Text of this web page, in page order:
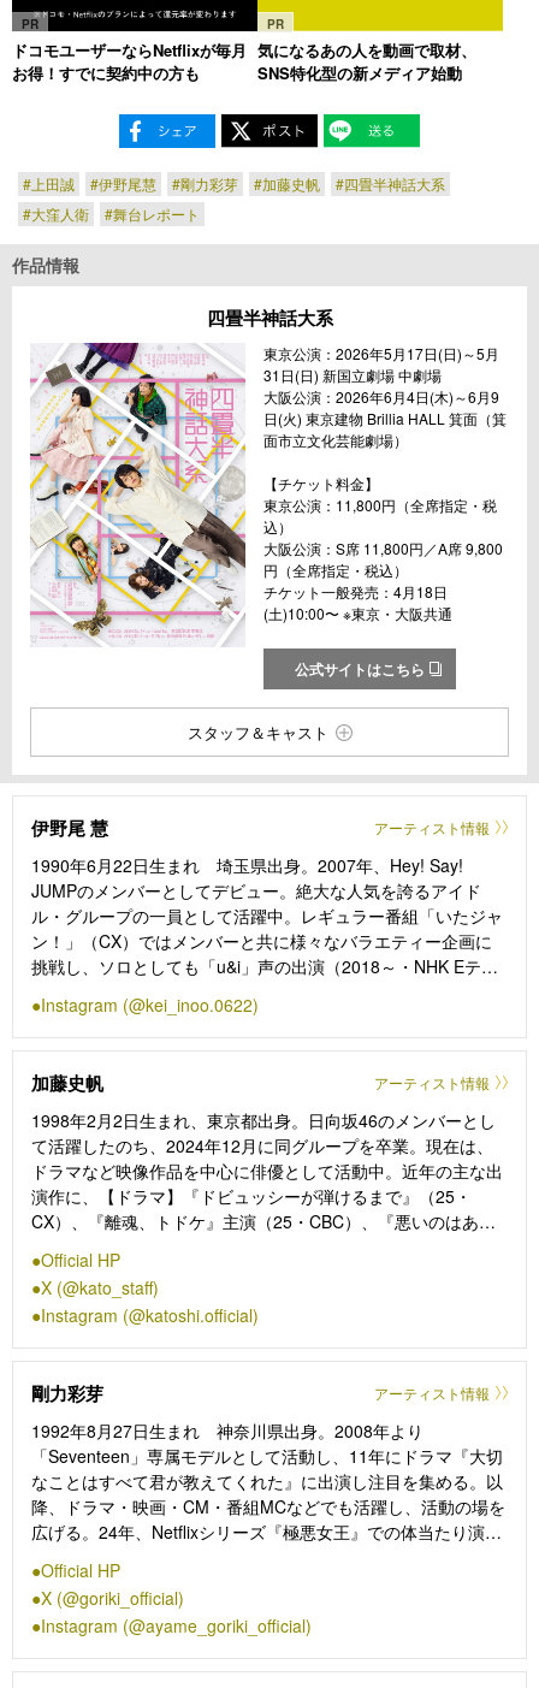
PR
ドコモユーザーならNetflixが毎月
お得！すでに契約中の方も
PR
気になるあの人を動画で取材、
SNS特化型の新メディア始動
#上田誠 #伊野尾慧 #剛力彩芽 #加藤史帆
#四畳半神話大系
#大窪人衛
#舞台レポート
作品情報
四畳半神話大系
東京公演：2026年5月17日(日)～5月
31日(日) 新国立劇場 中劇場
大阪公演：2026年6月4日(木)～6月9
日(火) 東京建物 Brillia HALL 箕面（箕
面市立文化芸能劇場）
【チケット料金】
東京公演：11,800円（全席指定・税
込）
大阪公演：S席 11,800円／A席 9,800
円（全席指定・税込）
チケット一般発売：4月18日
(土)10:00〜 ※東京・大阪共通
公式サイトはこちら
スタッフ＆キャスト
伊野尾 慧 アーティスト情報
1990年6月22日生まれ 埼玉県出身。2007年、Hey! Say!
JUMPのメンバーとしてデビュー。絶大な人気を誇るアイド
ル・グループの一員として活躍中。レギュラー番組「いたジャ
ン！」（CX）ではメンバーと共に様々なバラエティー企画に
挑戦し、ソロとしても「u&i」声の出演（2018～・NHK Eテ
（16～21）など、情報番組やバラエティ―番組にレギュラー出
演、大学時代に学んだ建築の知識を活かし「解体キングダム」
優としての主な出演作に、【ドラマ】『50分間の恋人』（26年
1月18日～・EX）、『ストロボ・エッジ』（26・25・
WOWOW）、『パラレル夫婦 死んだ“僕と妻”の真実』（25・
KTV／CX）、『家政婦のミタゾノ』（25・23・22・20・19・
EX）、『ダ・カーポしませんか？』（23・TX）、『准教授・
高槻彰良の推察』（21・THK／WOWOW）、【舞台】ブロー
（24）、『カラフト伯父さん』（15）などがある。
Instagram (@kei_inoo.0622)
加藤史帆 アーティスト情報
1998年2月2日生まれ、東京都出身。日向坂46のメンバーとし
て活躍したのち、2024年12月に同グループを卒業。現在は、
ドラマなど映像作品を中心に俳優として活動中。近年の主な出
演作に、【ドラマ】『ドビュッシーが弾けるまで』（25・
CX）、『離魂、トドケ』主演（25・CBC）、『悪いのはあな
CTV／NTV）、『彩香ちゃんは弘子先輩に恋してる』（24・
MBS／TBS）、『彩香ちゃんは弘子先輩に恋してる 2nd
Stage』（25・MBS／TBS）。女性ファッション誌
「CanCam」の専属モデルを務めるなど多岐に渡り活躍中。
Official HP
X (@kato_staff)
Instagram (@katoshi.official)
剛力彩芽 アーティスト情報
1992年8月27日生まれ 神奈川県出身。2008年より
「Seventeen」専属モデルとして活動し、11年にドラマ『大切
なことはすべて君が教えてくれた』に出演し注目を集める。以
降、ドラマ・映画・CM・番組MCなどでも活躍し、活動の場を
広げる。24年、Netflixシリーズ『極悪女王』での体当たり演技
は見た目じゃないと思ってた。』（26・TX）、『ガラスの指
輪と絆創膏』（26・HTB）、『水戸黄門スペシャル』（25・
BS-TBS）、『良いこと悪いこと』（25・NTV）、『怪物』
（25・WOWOW）、『ミッドナイト屋台〜ラ・ボンノォ〜』
Official HP
X (@goriki_official)
Instagram (@ayame_goriki_official)